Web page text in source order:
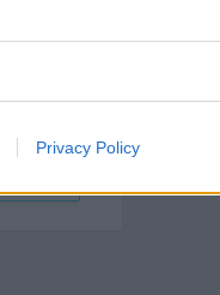
Privacy Policy